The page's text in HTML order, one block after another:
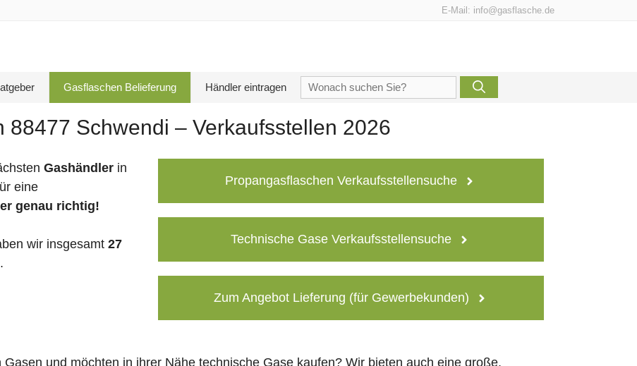
E-Mail: info@gasflasche.de
Gasflaschen Belieferung Händler eintragen
Suche
88477 Schwendi – Verkaufsstellen 2026
Gashändler in
eine
genau richtig!
wir insgesamt 27
Propangasflaschen Verkaufsstellensuche
Technische Gase Verkaufsstellensuche
Zum Angebot Lieferung (für Gewerbekunden)
und möchten in ihrer Nähe technische Gase kaufen? Wir bieten auch eine große,